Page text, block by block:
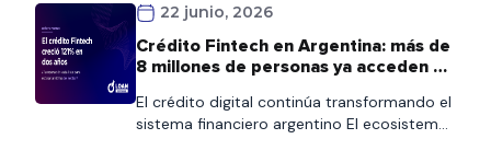
podrán acceder al certificado de forma
rápida desde esta página o consultarlo
también en nuestra Wiki, donde
22 junio, 2026
Crédito Fintech en Argentina: más de
8 millones de personas ya acceden al
El crédito digital continúa transformando el
sistema financiero argentino El ecosistema